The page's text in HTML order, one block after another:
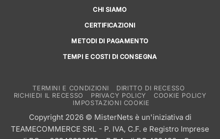
CHI SIAMO
CERTIFICAZIONI
METODI DI PAGAMENTO
TEMPI E COSTI DI CONSEGNA
TERMINI E CONDIZIONI
DIRITTO DI RECESSO
RICHIEDI IL RECESSO
PRIVACY POLICY
COOKIE POLICY
IMPOSTAZIONI COOKIE
Copyright 2026 © MisterNets è un'iniziativa di
TEAMECOMMERCE SRL - P. IVA, C.F. e Registro Imprese